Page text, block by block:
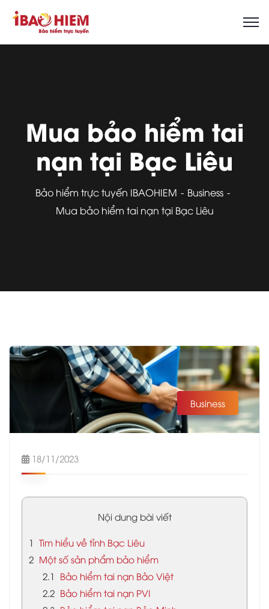
Mua bảo hiểm tai
nạn tại Bạc Liêu
Bảo hiểm trực tuyến IBAOHIEM
Business
Mua bảo hiểm tai nạn tại Bạc Liêu
Business
18/11/2023
Nội dung bài viết
1 Tìm hiểu về tỉnh Bạc Liêu
2 Một số sản phẩm bảo hiểm
2.1
Bảo hiểm tai nạn Bảo Việt
2.2 Bảo hiểm tai nạn PVI